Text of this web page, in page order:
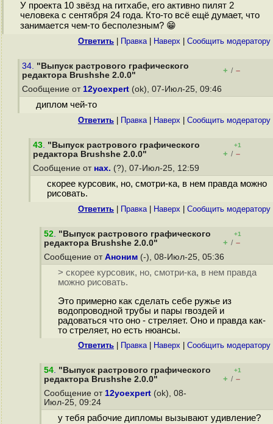
У проекта 10 звёзд на гитхабе, его активно пилят 2
человека с сентября 24 года. Кто-то всё ещё думает, что
занимается чем-то бесполезным? 😁
Ответить Правка| Наверх Cообщить модератору
34. "Выпуск растрового графического
редактора Brushshe 2.0.0"
+ / –
Сообщение от 12yoexpert (ok), 07-Июл-25, 09:46
диплом чей-то
Ответить Правка| Наверх Cообщить модератору
43. "Выпуск растрового графического
редактора Brushshe 2.0.0"
+1
+ / –
Сообщение от нах. (?), 07-Июл-25, 12:59
скорее курсовик, но, смотри-ка, в нем правда можно
рисовать.
Ответить Правка| Наверх Cообщить модератору
52. "Выпуск растрового графического
редактора Brushshe 2.0.0"
+1
+ / –
Сообщение от Аноним (-), 08-Июл-25, 05:36
> скорее курсовик, но, смотри-ка, в нем правда
можно рисовать.
Это примерно как сделать себе ружье из
водопроводной трубы и пары гвоздей и
радоваться что оно - стреляет. Оно и правда как-
то стреляет, но есть нюансы.
Ответить Правка| Наверх Cообщить модератору
54. "Выпуск растрового графического
редактора Brushshe 2.0.0"
+1
+ / –
Сообщение от 12yoexpert (ok), 08-
Июл-25, 09:24
у тебя рабочие дипломы вызывают удивление?